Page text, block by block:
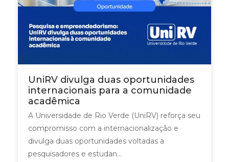
UniRV divulga duas oportunidades
internacionais para a comunidade
acadêmica
A Universidade de Rio Verde (UniRV) reforça seu
compromisso com a internacionalização e
divulga duas oportunidades voltadas a
pesquisadores e estudan...